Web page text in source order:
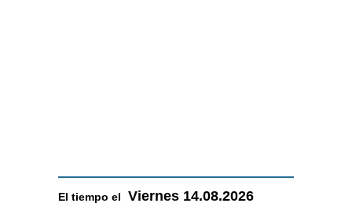
El tiempo el Viernes 14.08.2026